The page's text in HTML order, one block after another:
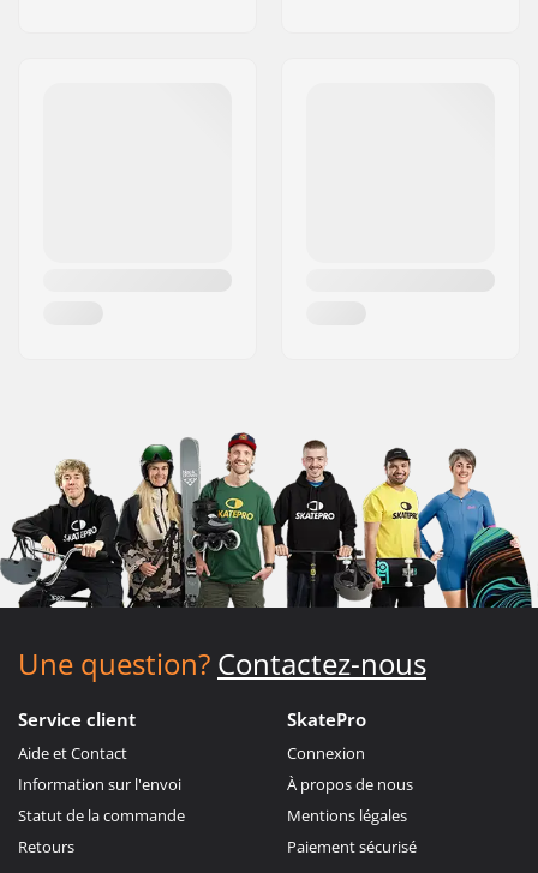
Une question? Contactez-nous
Service client
Aide et Contact
Information sur l'envoi
Statut de la commande
Retours
SkatePro
Connexion
À propos de nous
Mentions légales
Paiement sécurisé